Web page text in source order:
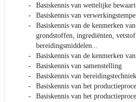
Basiskennis van wettelijke
Basiskennis van
Basiskennis van de kenmerken
grondstoffen, ingrediënten,
bereidingsmiddelen...
Basiskennis van de kenmerken
Basiskennis van samenstelling
Basiskennis van
Basiskennis van het
Basiskennis van het